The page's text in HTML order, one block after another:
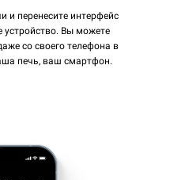
и перенесите интерфейс
устройство. Вы можете
со своего телефона в
печь, ваш смартфон.